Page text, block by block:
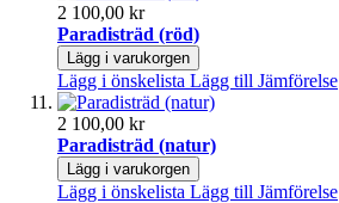
2 100,00 kr
Paradisträd (röd)
Lägg i varukorgen
Lägg i önskelista Lägg till Jämförelse
2 100,00 kr
Paradisträd (natur)
Lägg i varukorgen
Lägg i önskelista Lägg till Jämförelse